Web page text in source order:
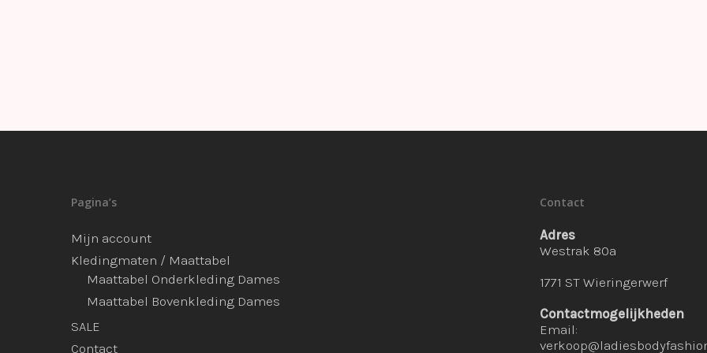
Pagina’s
Mijn account
Kledingmaten / Maattabel
Maattabel Onderkleding Dames
Maattabel Bovenkleding Dames
SALE
Contact
Contact
Adres
Westrak 80a
1771 ST Wieringerwerf
Contactmogelijkheden
Email: